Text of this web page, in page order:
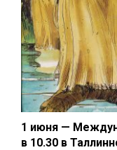
1 июня —
в 10.30 в